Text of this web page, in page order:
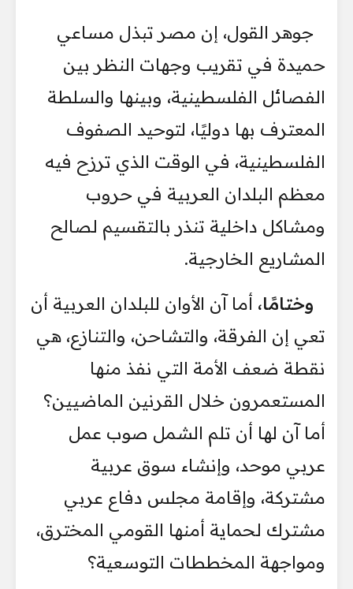
جوهر القول، إن مصر تبذل مساعي
حميدة في تقريب وجهات النظر بين
الفصائل الفلسطينية، وبينها والسلطة
المعترف بها دوليًا، لتوحيد الصفوف
الفلسطينية، في الوقت الذي ترزح فيه
معظم البلدان العربية في حروب
ومشاكل داخلية تنذر بالتقسيم لصالح
المشاريع الخارجية.
وختامًا، أما آن الأوان للبلدان العربية أن
تعي إن الفرقة، والتشاحن، والتنازع، هي
نقطة ضعف الأمة التي نفذ منها
المستعمرون خلال القرنين الماضيين؟
أما آن لها أن تلم الشمل صوب عمل
عربي موحد، وإنشاء سوق عربية
مشتركة، وإقامة مجلس دفاع عربي
مشترك لحماية أمنها القومي المخترق،
ومواجهة المخططات التوسعية؟